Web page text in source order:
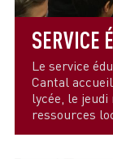
SERVICE
Le service
Cantal
lycée, le
ressources